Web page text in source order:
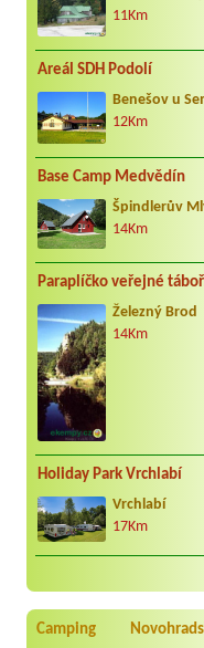
11Km
Areál SDH Podolí
Benešov u
12Km
Base Camp Medvědín
Špindlerův
14Km
Paraplíčko veřejné
Železný Brod
14Km
Holiday Park Vrchlabí
Vrchlabí
17Km
Camping